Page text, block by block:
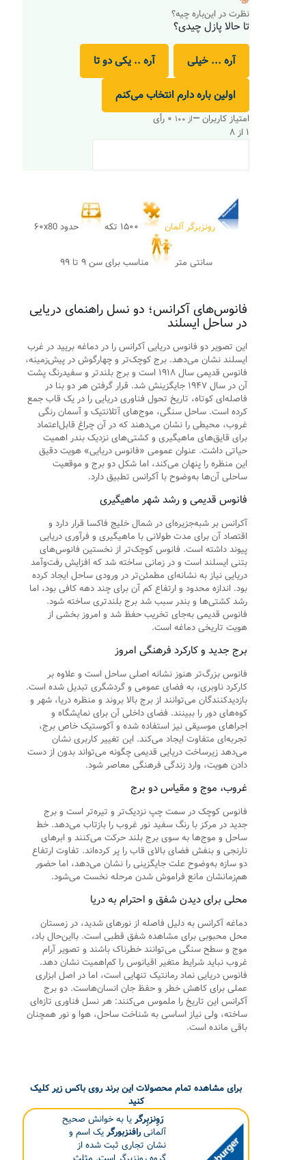
نظرت در این‌باره چیه؟
تا حالا پازل چیدی؟
آره ... خیلی آره .. یکی دو تا
اولین باره دارم انتخاب می‌کنم
امتیاز کاربران—از ۱۰۰
۰ رأی
۱ از ۸
رونزبرگر آلمان حدود ۶۰x80
سانتی متر مناسب برای سن ۹ تا ۹۹
فانوس‌های آکرانس؛ دو نسل راهنمای دریایی
در ساحل ایسلند
این تصویر دو فانوس دریایی آکرانس را در دماغه بریید در غرب
ایسلند نشان می‌دهد. برج کوچک‌تر و چهارگوش در پیش‌زمینه،
فانوس قدیمی سال ۱۹۱۸ است و برج بلندتر و سفیدرنگ پشت
آن در سال ۱۹۴۷ جایگزینش شد. قرار گرفتن هر دو بنا در
فاصله‌ای کوتاه، تاریخ تحول فناوری دریایی را در یک قاب جمع
کرده است. ساحل سنگی، موج‌های آتلانتیک و آسمان رنگی
غروب، محیطی را نشان می‌دهند که در آن چراغ قابل‌اعتماد
برای قایق‌های ماهیگیری و کشتی‌های نزدیک بندر اهمیت
حیاتی داشت. عنوان عمومی «فانوس دریایی» هویت دقیق
این منظره را پنهان می‌کند، اما شکل دو برج و موقعیت
ساحلی آن‌ها به‌وضوح با آکرانس تطبیق دارد.
فانوس قدیمی و رشد شهر ماهیگیری
آکرانس بر شبه‌جزیره‌ای در شمال خلیج فاکسا قرار دارد و
اقتصاد آن برای مدت طولانی با ماهیگیری و فرآوری دریایی
پیوند داشته است. فانوس کوچک‌تر از نخستین فانوس‌های
بتنی ایسلند است و در زمانی ساخته شد که افزایش رفت‌وآمد
دریایی نیاز به نشانه‌ای مطمئن‌تر در ورودی ساحل ایجاد کرده
بود. اندازه محدود و ارتفاع کم آن برای چند دهه کافی بود، اما
رشد کشتی‌ها و بندر سبب شد برج بلندتری ساخته شود.
فانوس قدیمی به‌جای تخریب حفظ شد و امروز بخشی از
هویت تاریخی دماغه است.
برج جدید و کارکرد فرهنگی امروز
فانوس بزرگ‌تر هنوز نشانه اصلی ساحل است و علاوه بر
کارکرد ناوبری، به فضای عمومی و گردشگری تبدیل شده است.
بازدیدکنندگان می‌توانند از برج بالا بروند و منظره دریا، شهر و
کوه‌های دور را ببینند. فضای داخلی آن برای نمایشگاه و
اجراهای موسیقی نیز استفاده شده و آکوستیک خاص برج،
تجربه‌ای متفاوت ایجاد می‌کند. این تغییر کاربری نشان
می‌دهد زیرساخت دریایی قدیمی چگونه می‌تواند بدون از دست
دادن هویت، وارد زندگی فرهنگی معاصر شود.
غروب، موج و مقیاس دو برج
فانوس کوچک در سمت چپ نزدیک‌تر و تیره‌تر است و برج
جدید در مرکز با رنگ سفید نور غروب را بازتاب می‌دهد. خط
ساحل و موج‌ها به سوی برج بلند حرکت می‌کنند و ابرهای
نارنجی و بنفش فضای بالای قاب را پر کرده‌اند. تفاوت ارتفاع
دو سازه به‌وضوح علت جایگزینی را نشان می‌دهد، اما حضور
هم‌زمانشان مانع فراموش شدن مرحله نخست می‌شود.
محلی برای دیدن شفق و احترام به دریا
دماغه آکرانس به دلیل فاصله از نورهای شدید، در زمستان
محل محبوبی برای مشاهده شفق قطبی است. بااین‌حال باد،
موج و سطح سنگی می‌توانند خطرناک باشند و تصویر آرام
غروب نباید شرایط متغیر اقیانوس را کم‌اهمیت نشان دهد.
فانوس دریایی نماد رمانتیک تنهایی است، اما در اصل ابزاری
عملی برای کاهش خطر و حفظ جان انسان‌هاست. دو برج
آکرانس این تاریخ را ملموس می‌کنند: هر نسل فناوری تازه‌ای
ساخته، ولی نیاز اساسی به شناخت ساحل، هوا و نور همچنان
باقی مانده است.
برای مشاهده تمام محصولات این برند روی باکس زیر کلیک
کنید
رَوِنزبِرگریا به خوانش صحیح
آلمانیرافنزبورگریک اسم و
نشان تجاری ثبت شده از